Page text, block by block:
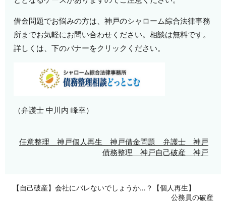
借金問題でお悩みの方は、神戸のシャローム綜合法律事務
所までお気軽にお問い合わせください。相談は無料です。
詳しくは、下のバナーをクリックください。
（弁護士 中川内 峰幸）
任意整理 神戸個人再生 神戸借金問題 弁護士 神戸
債務整理 神戸自己破産 神戸
【自己破産】会社にバレないでしょうか…？【個人再生】
公務員の破産